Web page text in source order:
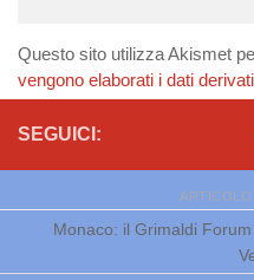
Questo sito utilizza Akismet
vengono elaborati i dati
SEGUICI:
ARTICOLO
Monaco: il Grimaldi